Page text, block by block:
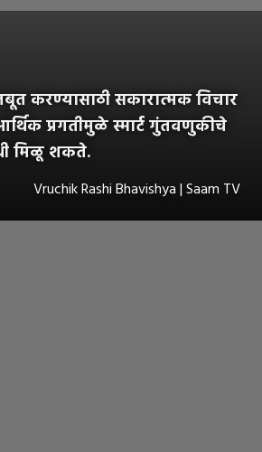
करण्यासाठी सकारात्मक विचार
प्रगतीमुळे स्मार्ट गुंतवणुकीचे
मिळू शकते.
Vruchik Rashi Bhavishya | Saam TV